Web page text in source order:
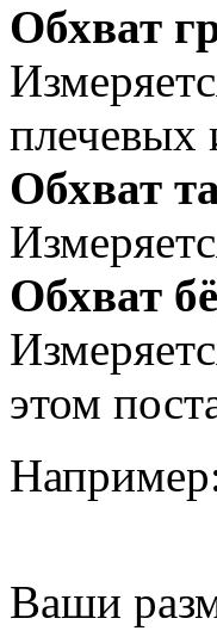
Обхват
плечевых
Обхват
Обхват
этом
Ваши